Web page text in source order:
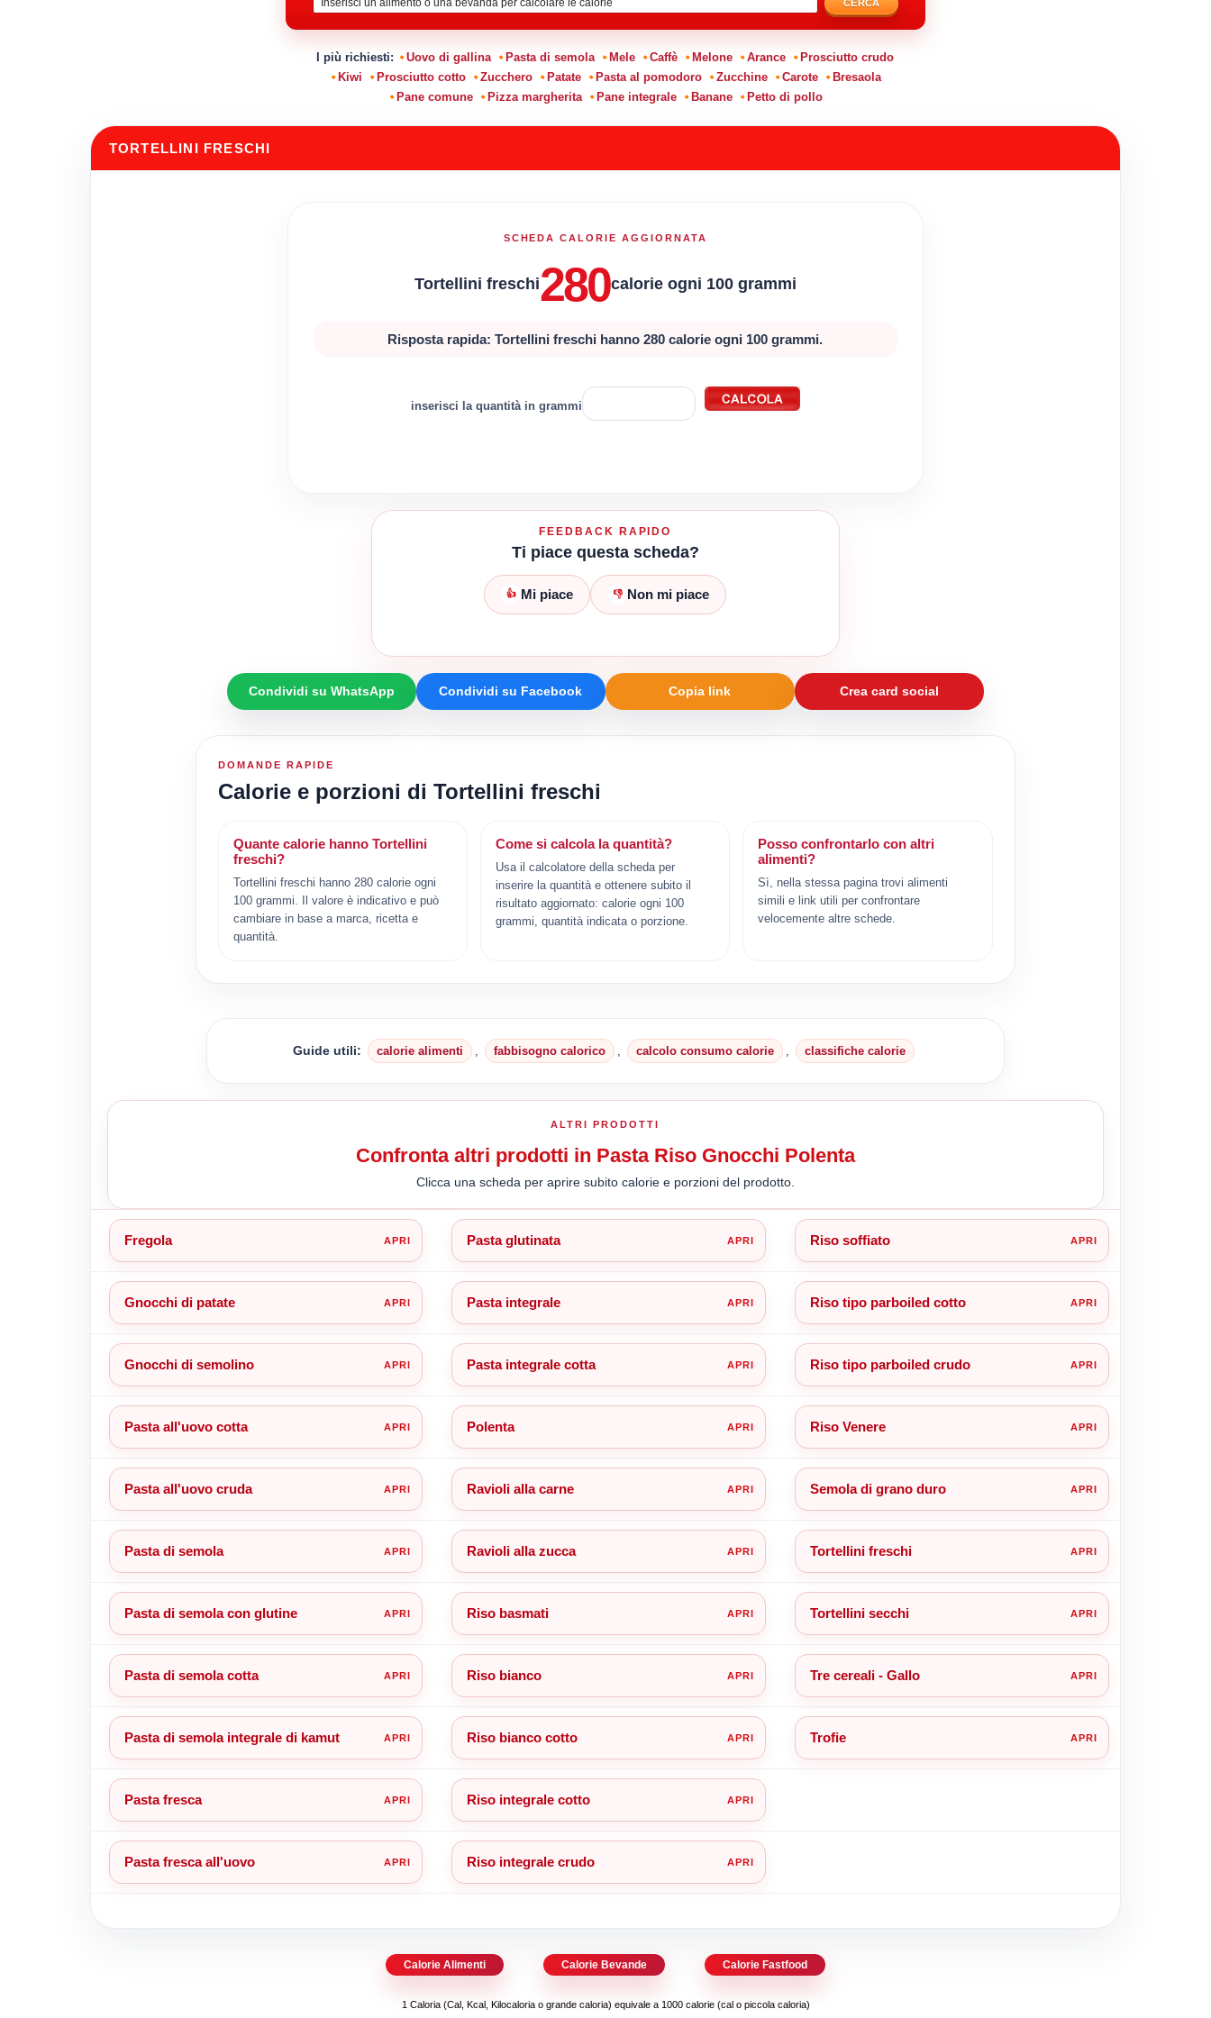
CERCA
I più richiesti: Uovo di gallina Pasta di semola Mele Caffè Melone Arance
Prosciutto crudo
Kiwi
Prosciutto cotto Zucchero Patate Pasta al pomodoro Zucchine Carote
Bresaola
Pane comune
Pizza margherita Pane integrale Banane Petto di pollo
TORTELLINI FRESCHI
SCHEDA CALORIE AGGIORNATA
Tortellini freschi280calorie ogni 100 grammi
Risposta rapida: Tortellini freschi hanno 280 calorie ogni 100 grammi.
inserisci la quantità in grammi
FEEDBACK RAPIDO
Ti piace questa scheda?
👍 Mi piace 👎 Non mi piace
Condividi su WhatsApp Condividi su Facebook Copia link Crea card social
DOMANDE RAPIDE
Calorie e porzioni di Tortellini freschi
Quante calorie hanno Tortellini
freschi?
Tortellini freschi hanno 280 calorie ogni
100 grammi. Il valore è indicativo e può
cambiare in base a marca, ricetta e
quantità.
Come si calcola la quantità?
Usa il calcolatore della scheda per
inserire la quantità e ottenere subito il
risultato aggiornato: calorie ogni 100
grammi, quantità indicata o porzione.
Posso confrontarlo con altri
alimenti?
Sì, nella stessa pagina trovi alimenti
simili e link utili per confrontare
velocemente altre schede.
Guide utili: calorie alimenti fabbisogno calorico calcolo consumo calorie classifiche calorie
ALTRI PRODOTTI
Confronta altri prodotti in Pasta Riso Gnocchi Polenta
Clicca una scheda per aprire subito calorie e porzioni del prodotto.
Fregola Pasta glutinata Riso soffiato
Gnocchi di patate Pasta integrale Riso tipo parboiled cotto
Gnocchi di semolino Pasta integrale cotta Riso tipo parboiled crudo
Pasta all'uovo cotta Polenta Riso Venere
Pasta all'uovo cruda Ravioli alla carne Semola di grano duro
Pasta di semola Ravioli alla zucca Tortellini freschi
Pasta di semola con glutine Riso basmati Tortellini secchi
Pasta di semola cotta Riso bianco Tre cereali - Gallo
Pasta di semola integrale di kamut Riso bianco cotto Trofie
Pasta fresca Riso integrale cotto
Pasta fresca all'uovo Riso integrale crudo
Calorie Alimenti Calorie Bevande Calorie Fastfood
1 Caloria (Cal, Kcal, Kilocaloria o grande caloria) equivale a 1000 calorie (cal o piccola caloria)